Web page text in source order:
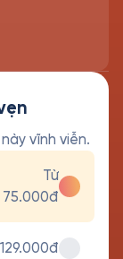
vĩnh viễn.
Từ
75.000đ
129.000đ